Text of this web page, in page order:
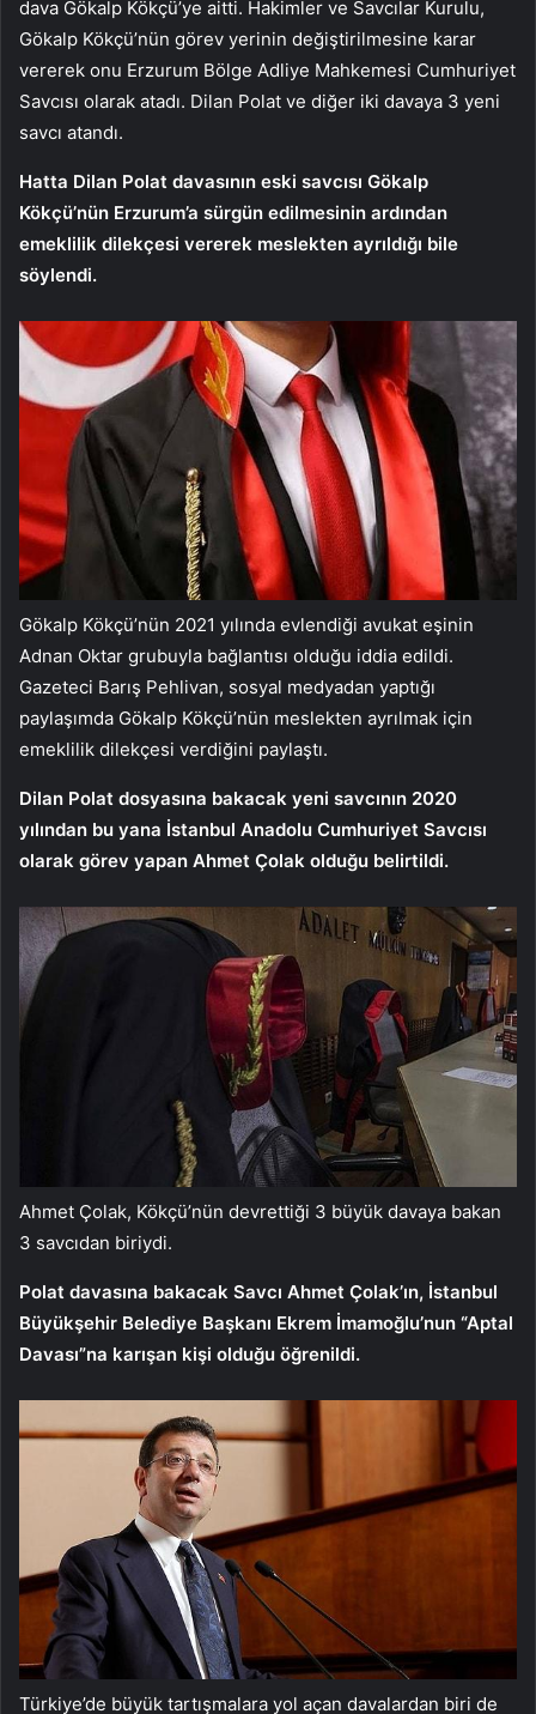
dava Gökalp Kökçü’ye aitti. Hakimler ve Savcılar Kurulu,
Gökalp Kökçü’nün görev yerinin değiştirilmesine karar
vererek onu Erzurum Bölge Adliye Mahkemesi Cumhuriyet
Savcısı olarak atadı. Dilan Polat ve diğer iki davaya 3 yeni
savcı atandı.
Hatta Dilan Polat davasının eski savcısı Gökalp
Kökçü’nün Erzurum’a sürgün edilmesinin ardından
emeklilik dilekçesi vererek meslekten ayrıldığı bile
söylendi.
Gökalp Kökçü’nün 2021 yılında evlendiği avukat eşinin
Adnan Oktar grubuyla bağlantısı olduğu iddia edildi.
Gazeteci Barış Pehlivan, sosyal medyadan yaptığı
paylaşımda Gökalp Kökçü’nün meslekten ayrılmak için
emeklilik dilekçesi verdiğini paylaştı.
Dilan Polat dosyasına bakacak yeni savcının 2020
yılından bu yana İstanbul Anadolu Cumhuriyet Savcısı
olarak görev yapan Ahmet Çolak olduğu belirtildi.
Ahmet Çolak, Kökçü’nün devrettiği 3 büyük davaya bakan
3 savcıdan biriydi.
Polat davasına bakacak Savcı Ahmet Çolak’ın, İstanbul
Büyükşehir Belediye Başkanı Ekrem İmamoğlu’nun “Aptal
Davası”na karışan kişi olduğu öğrenildi.
Türkiye’de büyük tartışmalara yol açan davalardan biri de